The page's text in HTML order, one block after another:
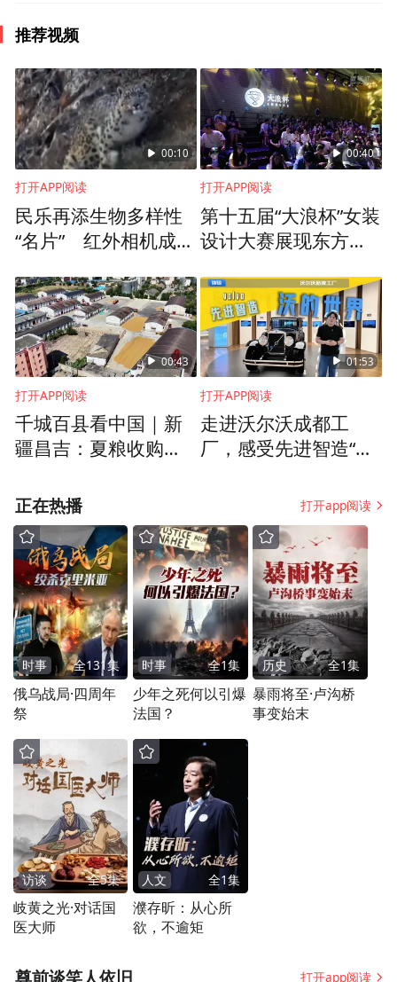
推荐视频
00:10
打开APP阅读
民乐再添生物多样性
“名片” 红外相机成功
物雪豹
00:40
打开APP阅读
第十五届“大浪杯”女装
设计大赛展现东方美
00:43
打开APP阅读
千城百县看中国｜新
疆昌吉：夏粮收购有
01:53
打开APP阅读
走进沃尔沃成都工
厂，感受先进智造“沃”
正在热播 打开app阅读
时事 全131集
俄乌战局·四周年
祭
时事 全1集
少年之死何以引爆
法国？
历史 全1集
暴雨将至·卢沟桥
事变始末
访谈 全5集
岐黄之光·对话国
医大师
人文 全1集
濮存昕：从心所
欲，不逾矩
尊前谈笑人依旧 打开app阅读